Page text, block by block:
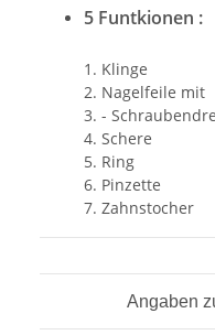
5 Funtkionen :
1. Klinge
2. Nagelfeile mit
3. -
4. Schere
5. Ring
6. Pinzette
7. Zahnstocher
Angaben